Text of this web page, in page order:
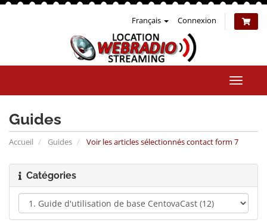
Français Connexion
la
Guides
Accueil Guides Voir les articles sélectionnés contact form 7
Catégories